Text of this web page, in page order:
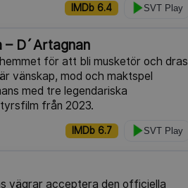
IMDb 6.4 SVT Play
– D´Artagnan
för att bli musketör och dras
vänskap, mod och maktspel
med tre legendariska
från 2023.
IMDb 6.7 SVT Play
vägrar acceptera den officiella